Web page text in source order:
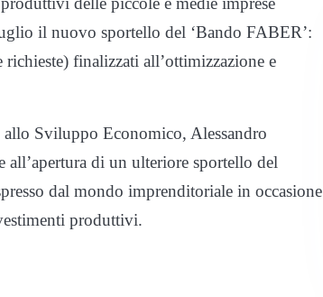
il nuovo sportello del ‘Bando FABER’:
finalizzati all’ottimizzazione e
allo Sviluppo Economico, Alessandro
di un ulteriore sportello del
dal mondo imprenditoriale in occasione
produttivi.